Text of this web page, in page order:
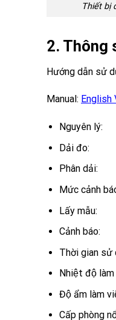
Thiết bị
2. Thông
Hướng dẫn sử
Manual: English
Nguyên
Dải đo:
Phân
Mức cảnh
Lấy
Cảnh
Thời gian
Nhiệt độ
Độ ẩm làm
Cấp